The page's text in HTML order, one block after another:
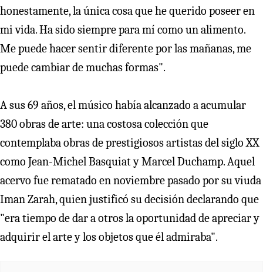
honestamente, la única cosa que he querido poseer en
mi vida. Ha sido siempre para mí como un alimento.
Me puede hacer sentir diferente por las mañanas, me
puede cambiar de muchas formas".
A sus 69 años, el músico había alcanzado a acumular
380 obras de arte: una costosa colección que
contemplaba obras de prestigiosos artistas del siglo XX
como Jean-Michel Basquiat y Marcel Duchamp. Aquel
acervo fue rematado en noviembre pasado por su viuda
Iman Zarah, quien justificó su decisión declarando que
"era tiempo de dar a otros la oportunidad de apreciar y
adquirir el arte y los objetos que él admiraba".